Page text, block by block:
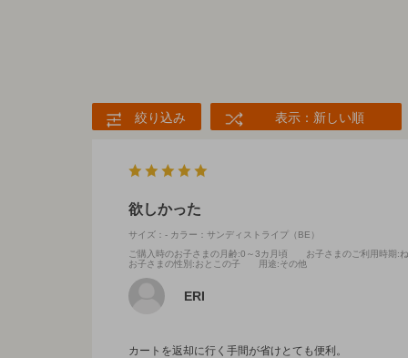
絞り込み 表示：新しい順
欲しかった
サイズ：- カラー：サンディストライプ（BE）
ご購入時のお子さまの月齢:0～3カ月頃 お子さまのご利用時期 :
お子さまの性別 :おとこの子 用途:その他
ERI
カートを返却に行く手間が省けとても便利。